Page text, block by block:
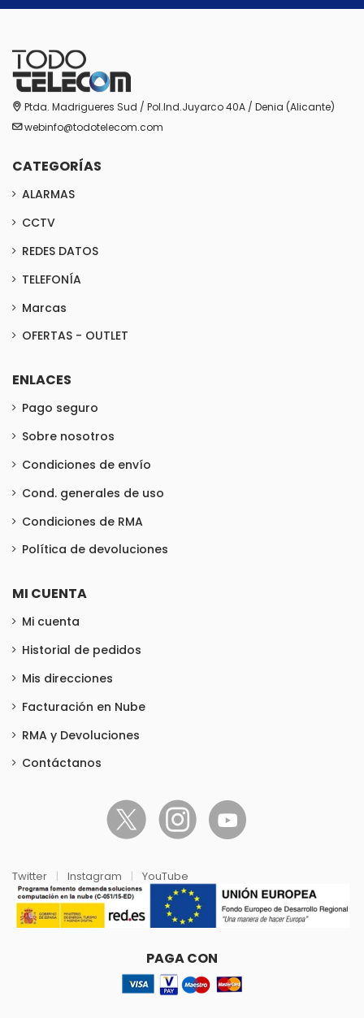
Ptda. Madrigueres Sud / Pol.Ind.Juyarco 40A / Denia (Alicante)
webinfo@todotelecom.com
CATEGORÍAS
ALARMAS
CCTV
REDES DATOS
TELEFONÍA
Marcas
OFERTAS - OUTLET
ENLACES
Pago seguro
Sobre nosotros
Condiciones de envío
Cond. generales de uso
Condiciones de RMA
Política de devoluciones
MI CUENTA
Mi cuenta
Historial de pedidos
Mis direcciones
Facturación en Nube
RMA y Devoluciones
Contáctanos
Twitter Instagram YouTube
PAGA CON